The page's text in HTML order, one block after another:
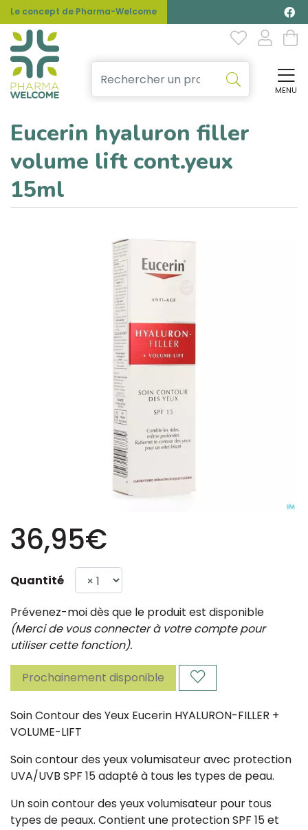
Le concept de Pharma-Welcome
MENU
Eucerin hyaluron filler
volume lift cont.yeux
15ml
36,95€
Quantité
Prévenez-moi dès que le produit est disponible
(Merci de vous connecter à votre compte pour
utiliser cette fonction).
Prochainement disponible
Soin Contour des Yeux Eucerin HYALURON-FILLER +
VOLUME-LIFT
Soin contour des yeux volumisateur avec protection
UVA/UVB SPF 15 adapté à tous les types de peau.
Un soin contour des yeux volumisateur pour tous
types de peaux. Contient une protection SPF 15 et